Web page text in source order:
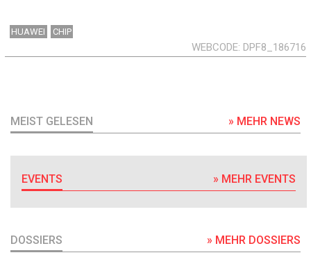
HUAWEI CHIP
WEBCODE DPF8_186716
MEIST GELESEN » MEHR NEWS
EVENTS » MEHR EVENTS
DOSSIERS » MEHR DOSSIERS